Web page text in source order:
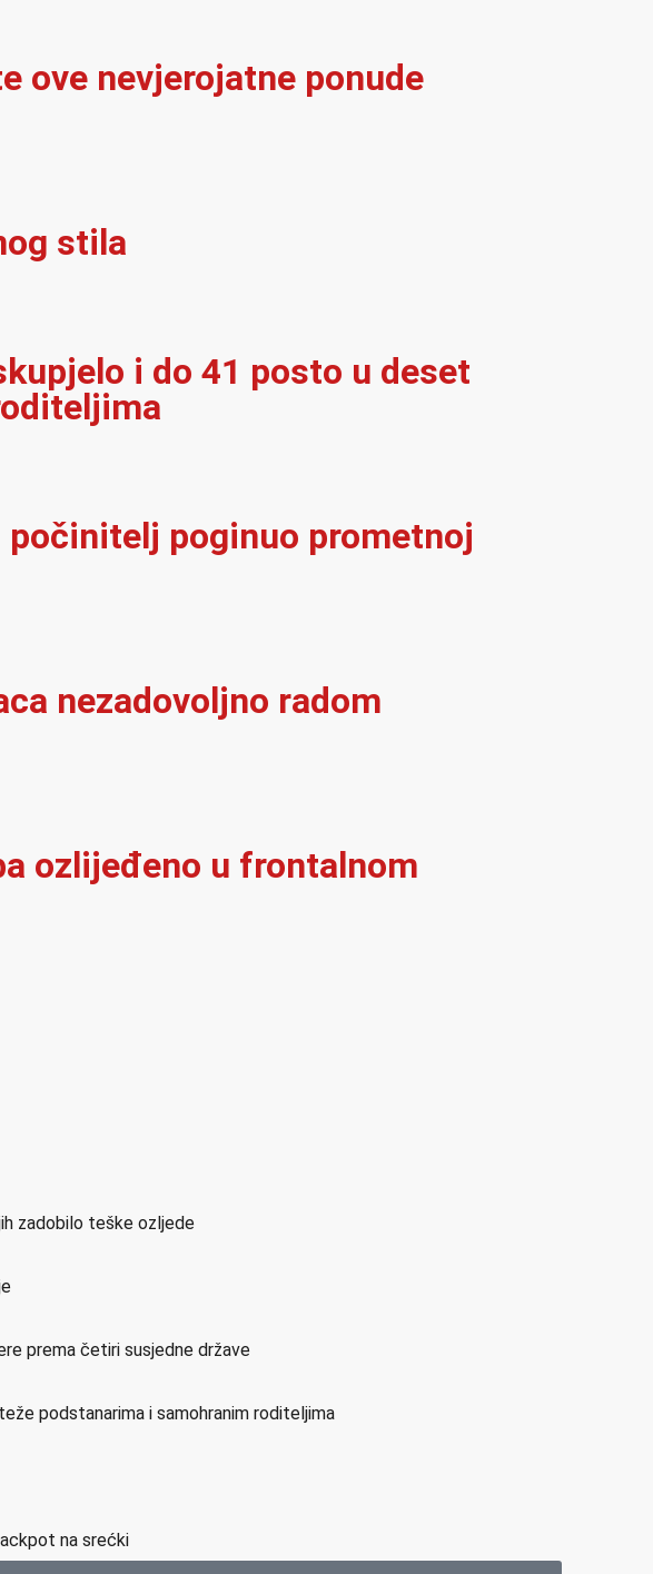
ove nevjerojatne ponude
stila
i do 41 posto u deset
poginuo prometnoj
nezadovoljno radom
ozlijeđeno u frontalnom
zadobilo teške ozljede
prema četiri susjedne države
podstanarima i samohranim roditeljima
na srećki